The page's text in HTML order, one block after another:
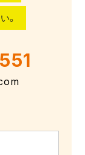
。